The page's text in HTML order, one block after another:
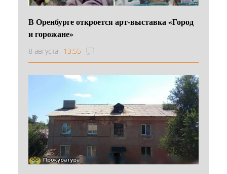
В Оренбурге откроется арт-выставка «Город
и горожане»
8 августа 13:55